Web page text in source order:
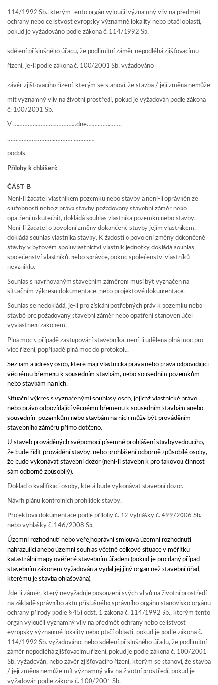
114/1992 Sb., kterým tento orgán vyloučil významný vliv na předmět
ochrany nebo celistvost evropsky významné lokality nebo ptačí oblasti,
pokud je vyžadováno podle zákona č. 114/1992 Sb.
sdělení příslušného úřadu, že podlimitní záměr nepodléhá zjišťovacímu
řízení, je-li podle zákona č. 100/2001 Sb. vyžadováno
závěr zjišťovacího řízení, kterým se stanoví, že stavba / její změna nemůže
mít významný vliv na životní prostředí, pokud je vyžadován podle zákona
č. 100/2001 Sb.
V …………………………………dne……..…….…….
………………………………………………
podpis
Přílohy k ohlášení:
ČÁST B
Není-li žadatel vlastníkem pozemku nebo stavby a není-li oprávněn ze
služebnosti nebo z práva stavby požadovaný stavební záměr nebo
opatření uskutečnit, dokládá souhlas vlastníka pozemku nebo stavby.
Není-li žadatel o povolení změny dokončené stavby jejím vlastníkem,
dokládá souhlas vlastníka stavby. K žádosti o povolení změny dokončené
stavby v bytovém spoluvlastnictví vlastník jednotky dokládá souhlas
společenství vlastníků, nebo správce, pokud společenství vlastníků
nevzniklo.
Souhlas s navrhovaným stavebním záměrem musí být vyznačen na
situačním výkresu dokumentace, nebo projektové dokumentace.
Souhlas se nedokládá, je-li pro získání potřebných práv k pozemku nebo
stavbě pro požadovaný stavební záměr nebo opatření stanoven účel
vyvlastnění zákonem.
Plná moc v případě zastupování stavebníka, není-li udělena plná moc pro
více řízení, popřípadě plná moc do protokolu.
Seznam a adresy osob, které mají vlastnická práva nebo práva odpovídající
věcnému břemenu k sousedním stavbám, nebo sousedním pozemkům
nebo stavbám na nich.
Situační výkres s vyznačenými souhlasy osob, jejichž vlastnické právo
nebo právo odpovídající věcnému břemenu k sousedním stavbám anebo
sousedním pozemkům nebo stavbám na nich může být prováděním
stavebního záměru přímo dotčeno.
U staveb prováděných svépomocí písemné prohlášení stavbyvedoucího,
že bude řídit provádění stavby, nebo prohlášení odborně způsobilé osoby,
že bude vykonávat stavební dozor (není-li stavebník pro takovou činnost
sám odborně způsobilý).
Doklad o kvalifikaci osoby, která bude vykonávat stavební dozor.
Návrh plánu kontrolních prohlídek stavby.
Projektová dokumentace podle přílohy č. 12 vyhlášky č. 499/2006 Sb.
nebo vyhlášky č. 146/2008 Sb.
Územní rozhodnutí nebo veřejnoprávní smlouva územní rozhodnutí
nahrazující anebo územní souhlas včetně celkové situace v měřítku
katastrální mapy ověřené stavebním úřadem (pokud je pro daný případ
stavebním zákonem vyžadován a vydal jej jiný orgán než stavební úřad,
kterému je stavba ohlašována).
Jde-li záměr, který nevyžaduje posouzení svých vlivů na životní prostředí
na základě správního aktu příslušného správního orgánu stanovisko orgánu
ochrany přírody podle § 45i odst. 1 zákona č. 114/1992 Sb., kterým tento
orgán vyloučil významný vliv na předmět ochrany nebo celistvost
evropsky významné lokality nebo ptačí oblasti, pokud je podle zákona č.
114/1992 Sb. vyžadováno, nebo sdělení příslušného úřadu, že podlimitní
záměr nepodléhá zjišťovacímu řízení, pokud je podle zákona č. 100/2001
Sb. vyžadován, nebo závěr zjišťovacího řízení, kterým se stanoví, že stavba
/ její změna nemůže mít významný vliv na životní prostředí, pokud je
vyžadován podle zákona č. 100/2001 Sb.